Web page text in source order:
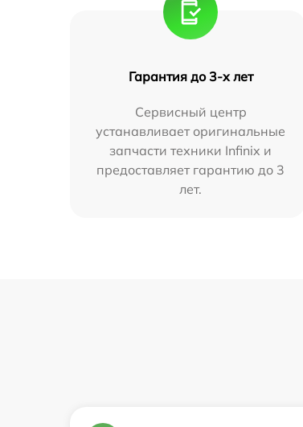
Гарантия до 3-х лет
Сервисный центр
устанавливает оригинальные
запчасти техники Infinix и
предоставляет гарантию до 3
лет.